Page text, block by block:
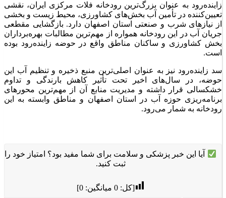
زاینده‌رود به عنوان بزرگ‌ترین رودخانه فلات مرکزی ایران، نقشی
تعیین‌کننده در تأمین آب بخش‌های کشاورزی، محیط زیست و بخشی
از نیاز‌های شرب و صنعتی استان اصفهان دارد. بازگشایی مقطعی
جریان آب در این رودخانه همواره از مهم‌ترین مطالبات بهره‌برداران
بخش کشاورزی و ساکنان مناطق واقع در حوضه زاینده‌رود بوده
است.
سد زاینده‌رود نیز به عنوان اصلی‌ترین منبع ذخیره و تنظیم آب این
حوضه، در سال‌های اخیر تحت تأثیر کاهش بارندگی و تداوم
خشکسالی قرار داشته و مدیریت منابع آن از مهم‌ترین محور‌های
برنامه‌ریزی حوزه آب در استان اصفهان و مناطق وابسته به این
رودخانه به شمار می‌رود.
آیا این خبر پزشکی و سلامت برای شما مفید بود؟ امتیاز خود را
ثبت کنید.
[کل:0 میانگین:0
]